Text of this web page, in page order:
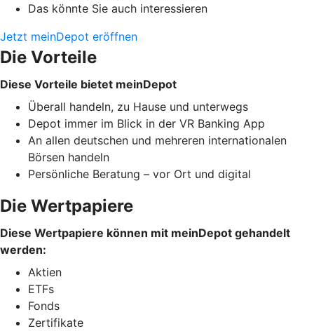
Das könnte Sie auch interessieren
Jetzt meinDepot eröffnen
Die Vorteile
Diese Vorteile bietet meinDepot
Überall handeln, zu Hause und unterwegs
Depot immer im Blick in der VR Banking App
An allen deutschen und mehreren internationalen
Börsen handeln
Persönliche Beratung – vor Ort und digital
Die Wertpapiere
Diese Wertpapiere können mit meinDepot gehandelt
werden:
Aktien
ETFs
Fonds
Zertifikate